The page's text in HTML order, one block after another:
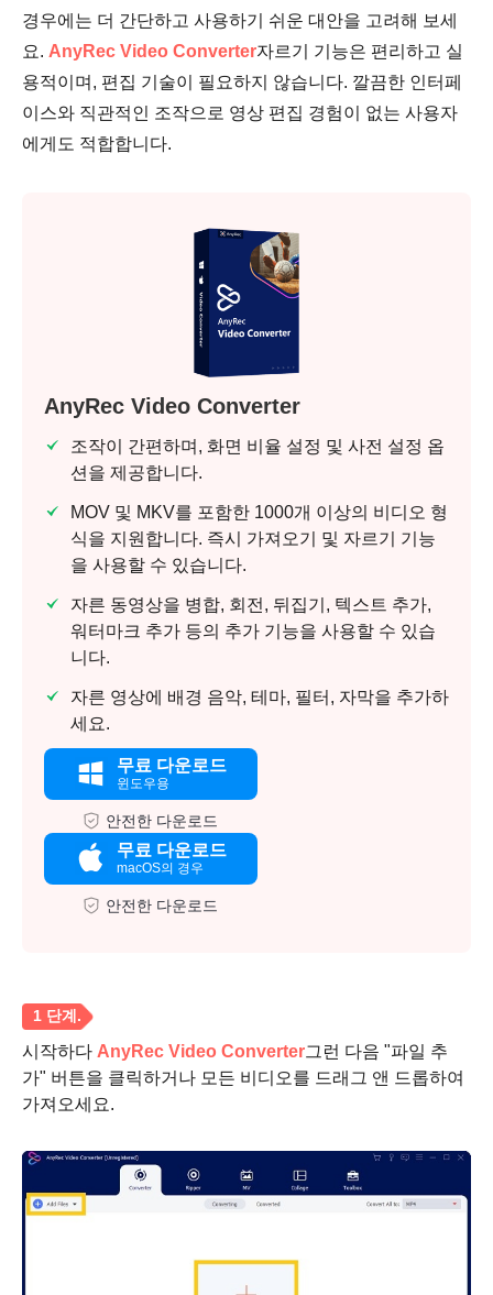
경우에는 더 간단하고 사용하기 쉬운 대안을 고려해 보세
요. AnyRec Video Converter자르기 기능은 편리하고 실
용적이며, 편집 기술이 필요하지 않습니다. 깔끔한 인터페
이스와 직관적인 조작으로 영상 편집 경험이 없는 사용자
에게도 적합합니다.
AnyRec Video Converter
조작이 간편하며, 화면 비율 설정 및 사전 설정 옵
션을 제공합니다.
MOV 및 MKV를 포함한 1000개 이상의 비디오 형
식을 지원합니다. 즉시 가져오기 및 자르기 기능
을 사용할 수 있습니다.
자른 동영상을 병합, 회전, 뒤집기, 텍스트 추가,
워터마크 추가 등의 추가 기능을 사용할 수 있습
니다.
자른 영상에 배경 음악, 테마, 필터, 자막을 추가하
세요.
무료 다운로드
윈도우용
안전한 다운로드
무료 다운로드
macOS의 경우
안전한 다운로드
시작하다 AnyRec Video Converter그런 다음 "파일 추
가" 버튼을 클릭하거나 모든 비디오를 드래그 앤 드롭하여
가져오세요.